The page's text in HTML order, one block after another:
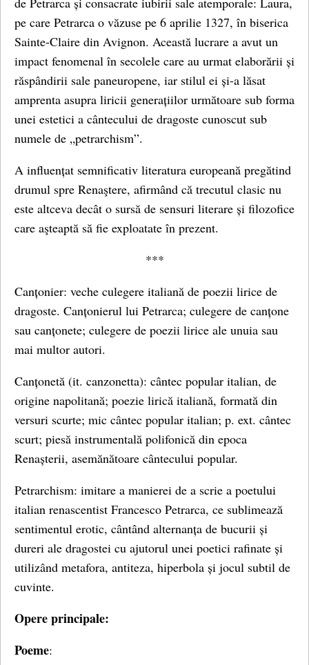
pe care Petrarca o văzuse pe 6 aprilie 1327, în biserica
Sainte-Claire din Avignon. Această lucrare a avut un
impact fenomenal în secolele care au urmat elaborării și
răspândirii sale paneuropene, iar stilul ei și-a lăsat
amprenta asupra liricii generațiilor următoare sub forma
unei estetici a cântecului de dragoste cunoscut sub
numele de „petrarchism”.
A influențat semnificativ literatura europeană pregătind
drumul spre Renaştere, afirmând că trecutul clasic nu
este altceva decât o sursă de sensuri literare și filozofice
care aşteaptă să fie exploatate în prezent.
***
Canțonier: veche culegere italiană de poezii lirice de
dragoste. Canțonierul lui Petrarca; culegere de canțone
sau canțonete; culegere de poezii lirice ale unuia sau
mai multor autori.
Canțonetă (it. canzonetta): cântec popular italian, de
origine napolitană; poezie lirică italiană, formată din
versuri scurte; mic cântec popular italian; p. ext. cântec
scurt; piesă instrumentală polifonică din epoca
Renașterii, asemănătoare cântecului popular.
Petrarchism: imitare a manierei de a scrie a poetului
italian renascentist Francesco Petrarca, ce sublimează
sentimentul erotic, cântând alternanța de bucurii și
dureri ale dragostei cu ajutorul unei poetici rafinate și
utilizând metafora, antiteza, hiperbola și jocul subtil de
cuvinte.
Opere principale:
Poeme: